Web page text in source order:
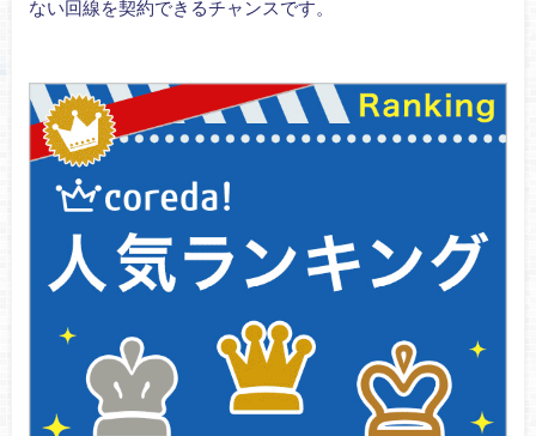
ない回線を契約できるチャンスです。